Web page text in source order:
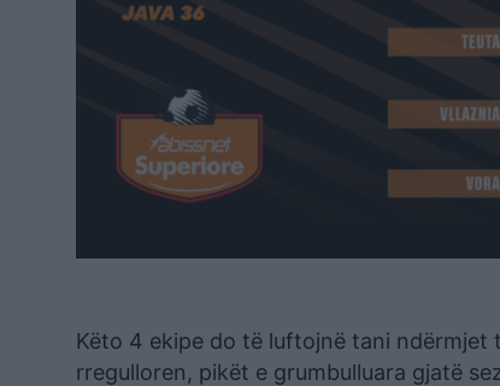
Këto 4 ekipe do të luftojnë tani ndërmjet
rregulloren, pikët e grumbulluara gjatë